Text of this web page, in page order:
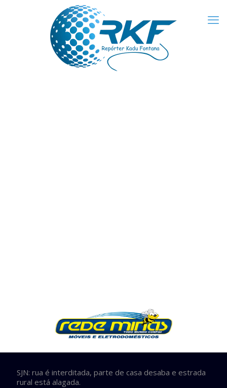
SJN: rua é interditada, parte de casa desaba e estrada
rural está alagada.